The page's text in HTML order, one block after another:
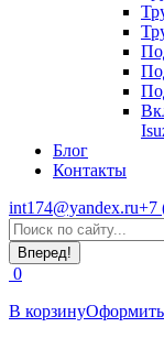
Блог
Контакты
int174@yandex.ru+7
Страница
WhatsApp
открывается
в
новом
окне
Поиск:
0
В корзинуОформить